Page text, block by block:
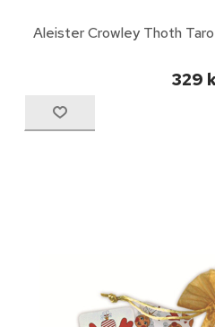
Aleister Crowley Thoth
329